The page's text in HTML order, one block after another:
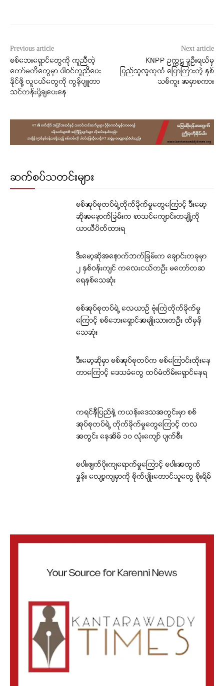
Previous article
စစ်ဘေးရှောင်တွေကို ကူညီတဲ့
ကော်မတီတွေမှာ ပါဝင်ကူညီပေး
နိုင်ဖို့ လူငယ်တွေကို ကွန်ပျူတာ
သင်တန်းပို့ချပေးနေ
Next article
KNPP ဥက္ကဌ ခူဦးရယ်မှ
ပြည်သူလူထုထံ ပြောကြားတဲ့ နှစ်
သစ်ကူး အမှာစကား
ဆက်စပ်သတင်းများ
စစ်အုပ်စုတပ်ရဲ့တိုက်ခိုက်မှုတွေကြောင့် ဒီးမော့
ဆိုအနောက်ခြမ်းက စာသင်ကျောင်းတချို့ကို
ယာယီပိတ်ထားရ
ဒီးမော့ဆိုအနောက်ဘက်ခြမ်းက ချောင်းတခုမှာ
၂ နှစ်ဝန်းကျင် ကလေးငယ်တဦး မတော်တဆ
ရေနစ်သေဆုံး
စစ်အုပ်စုတပ်ရဲ့ လေယာဉ် ဗုံးကြဲတိုက်ခိုက်မှု
ကြောင့် စစ်ဘေးရှောင်အမျိုးသားတဦး ထိမှန်
သေဆုံး
ဒီးမော့ဆိုမှာ စစ်အုပ်စုတပ်က စစ်ကြောင်းထိုးနေ
တာကြောင့် ဒေသခံတွေ ထပ်မံတိမ်းရှောင်နေရ
ကရင်နီပြည်နဲ့ ကယန်းဒေသအတွင်းမှာ စစ်
အုပ်စုတပ်ရဲ့ တိုက်ခိုက်မှုတွေကြောင့် တလ
အတွင်း နေအိမ် ၁၀ လုံးကျော် ပျက်စီး
စပါးဖျက်ပိုးကျရောက်မှုကြောင့် စပါးအထွက်
နှုန်း လျော့ကျမှာကို စိုက်ပျိုးတောင်သူတွေ စိုးရိမ်